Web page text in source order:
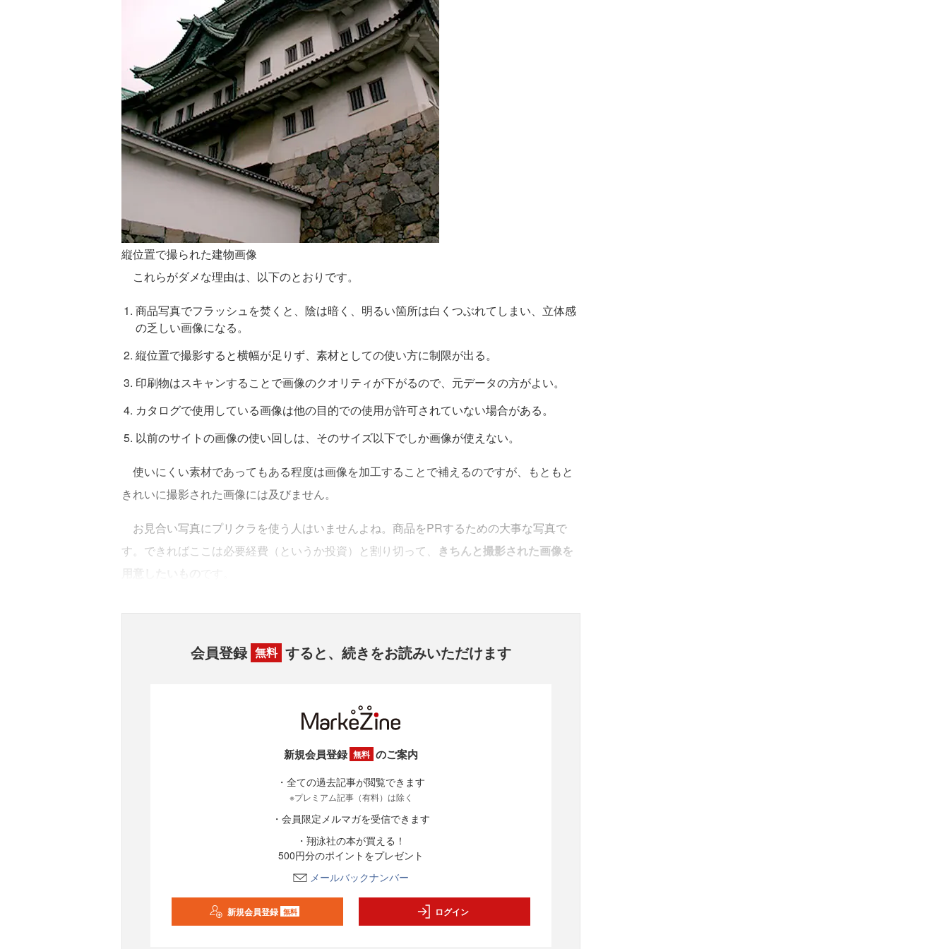
縦位置で撮られた建物画像
これらがダメな理由は、以下のとおりです。
商品写真でフラッシュを焚くと、陰は暗く、明るい箇所は白くつぶれてしまい、立体感
の乏しい画像になる。
縦位置で撮影すると横幅が足りず、素材としての使い方に制限が出る。
印刷物はスキャンすることで画像のクオリティが下がるので、元データの方がよい。
カタログで使用している画像は他の目的での使用が許可されていない場合がある。
以前のサイトの画像の使い回しは、そのサイズ以下でしか画像が使えない。
使いにくい素材であってもある程度は画像を加工することで補えるのですが、もともと
きれいに撮影された画像には及びません。
お見合い写真にプリクラを使う人はいませんよね。商品をPRするための大事な写真で
す。できればここは必要経費（というか投資）と割り切って、
きちんと撮影された画像を
会員登録 無料 すると、続きをお読みいただけます
新規会員登録 無料 のご案内
・全ての過去記事が閲覧できます
※プレミアム記事（有料）は除く
・会員限定メルマガを受信できます
・翔泳社の本が買える！
500円分のポイントをプレゼント
メールバックナンバー
新規会員登録 無料 ログイン